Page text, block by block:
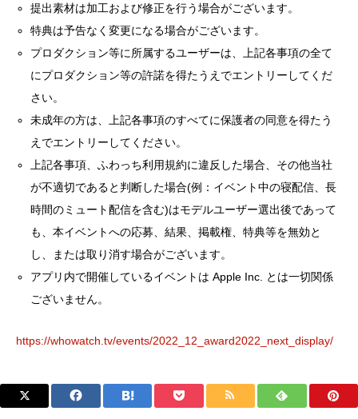
提出素材は加工および修正を行う場合がございます。
特典は予告なく変更になる場合がございます。
プロダクション等に所属するユーザーは、上記各事項の全て
にプロダクション等の許諾を得たうえでエントリーしてくだ
さい。
未成年の方は、上記各事項のすべてに保護者の同意を得たう
えでエントリーしてください。
上記各事項、ふわっち利用規約に違反した場合、その他当社
が不適切であると判断した場合(例：イベント中の寝配信、長
時間のミュート配信を含む)はモデルユーザー選出後であって
も、本イベントへの応募、結果、掲載権、特典等を無効と
し、または取り消す場合がございます。
アプリ内で開催しているイベントは Apple Inc. とは一切関係
ございません。
https://whowatch.tv/events/2022_12_award2022_next_display/